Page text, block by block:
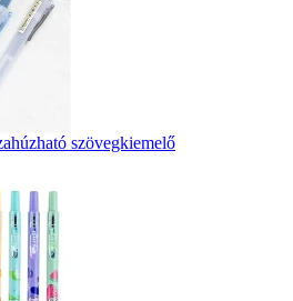
szövegkiemelő